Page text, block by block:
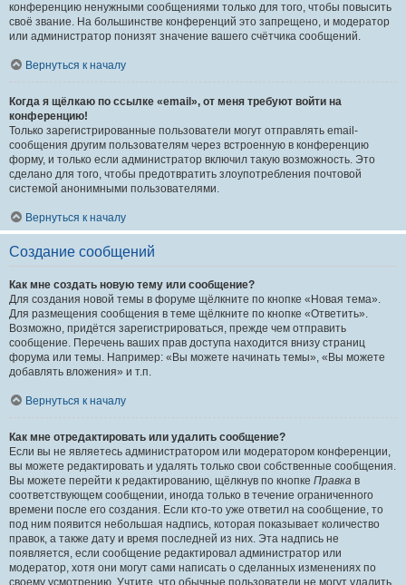
конференцию ненужными сообщениями только для того, чтобы повысить
своё звание. На большинстве конференций это запрещено, и модератор
или администратор понизят значение вашего счётчика сообщений.
Вернуться к началу
Когда я щёлкаю по ссылке «email», от меня требуют войти на
конференцию!
Только зарегистрированные пользователи могут отправлять email-
сообщения другим пользователям через встроенную в конференцию
форму, и только если администратор включил такую возможность. Это
сделано для того, чтобы предотвратить злоупотребления почтовой
системой анонимными пользователями.
Вернуться к началу
Создание сообщений
Как мне создать новую тему или сообщение?
Для создания новой темы в форуме щёлкните по кнопке «Новая тема».
Для размещения сообщения в теме щёлкните по кнопке «Ответить».
Возможно, придётся зарегистрироваться, прежде чем отправить
сообщение. Перечень ваших прав доступа находится внизу страниц
форума или темы. Например: «Вы можете начинать темы», «Вы можете
добавлять вложения» и т.п.
Вернуться к началу
Как мне отредактировать или удалить сообщение?
Если вы не являетесь администратором или модератором конференции,
вы можете редактировать и удалять только свои собственные сообщения.
Вы можете перейти к редактированию, щёлкнув по кнопке Правка в
соответствующем сообщении, иногда только в течение ограниченного
времени после его создания. Если кто-то уже ответил на сообщение, то
под ним появится небольшая надпись, которая показывает количество
правок, а также дату и время последней из них. Эта надпись не
появляется, если сообщение редактировал администратор или
модератор, хотя они могут сами написать о сделанных изменениях по
своему усмотрению. Учтите, что обычные пользователи не могут удалить